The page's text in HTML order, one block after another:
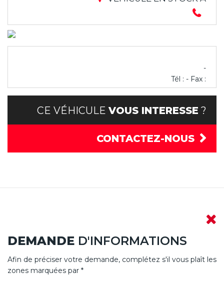
-
Tél : - Fax :
CE VÉHICULE VOUS INTERESSE ?
CONTACTEZ-NOUS
DEMANDE D'INFORMATIONS
Afin de préciser votre demande, complétez s'il vous plaît les
zones marquées par *